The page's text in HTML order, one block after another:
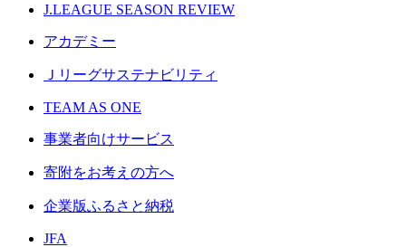
J.LEAGUE SEASON REVIEW
アカデミー
Ｊリーグサステナビリティ
TEAM AS ONE
事業者向けサービス
寄附をお考えの方へ
企業版ふるさと納税
JFA